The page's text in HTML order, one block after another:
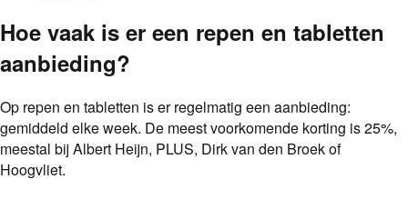
Hoe vaak is er een repen en tabletten
aanbieding?
Op repen en tabletten is er regelmatig een aanbieding:
gemiddeld elkeweek. De meest voorkomende korting is25%,
meestal bijAlbert Heijn, PLUS, Dirk van den Broek of
Hoogvliet.